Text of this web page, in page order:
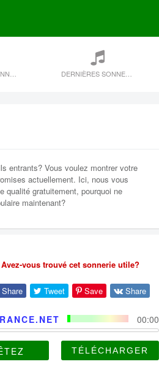
entrants? Vous voulez montrer votre
actuellement. Ici, nous vous
qualité gratuitement, pourquoi ne
maintenant?
Avez-vous trouvé cet sonnerie utile?
Share Tweet Save Share
00:00